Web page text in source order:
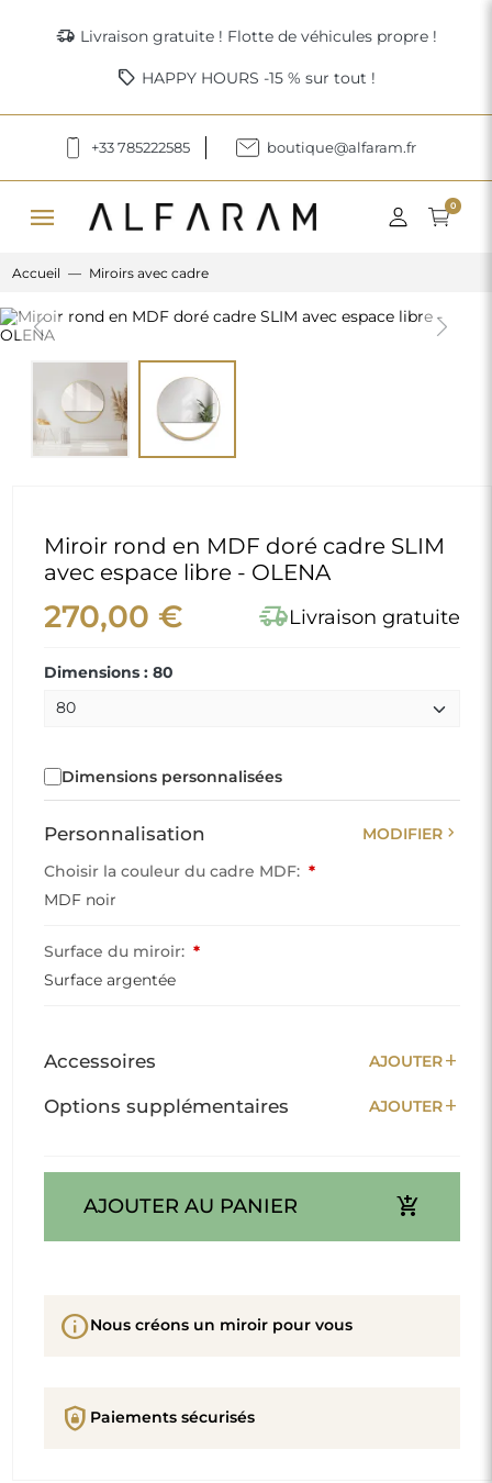
delivery_truck_speed Livraison gratuite ! Flotte de véhicules propre !
sell HAPPY HOURS -15 % sur tout !
+33 785222585 boutique@alfaram.fr
menu 0
Accueil Miroirs avec cadre
Previous Next
Miroir rond en MDF doré cadre SLIM
avec espace libre - OLENA
270,00 € delivery_truck_speedLivraison gratuite
Dimensions : 80
Dimensions personnalisées
Personnalisation MODIFIER chevron_right
Choisir la couleur du cadre MDF: *
MDF noir
Surface du miroir: *
Surface argentée
Accessoires AJOUTERadd
Options supplémentaires AJOUTERadd
AJOUTER AU PANIER add_shopping_cart
infoNous créons un miroir pour vous
shield_lock Paiements sécurisés